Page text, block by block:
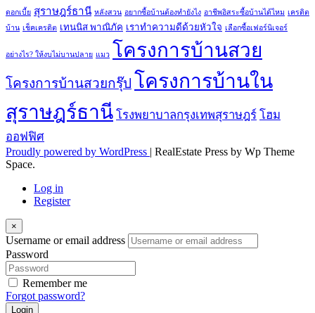
ดอกเบี้ย สุราษฎร์ธานี หลังสวน อยากซื้อบ้านต้องทำยังไง อาชีพอิสระซื้อบ้านได้ไหม เครดิต
บ้าน เช็คเครดิต เทนนิส พาณิภัค เราทำความดีด้วยหัวใจ เลือกซื้อเฟอร์นิเจอร์
อย่างไร? ให้งบไม่บานปลาย แมว โครงการบ้านสวย
โครงการบ้านสวยกรุ๊ป โครงการบ้านใน
สุราษฎร์ธานี โรงพยาบาลกรุงเทพสุราษฎร์ โฮม
ออฟฟิศ
Proudly powered by WordPress | RealEstate Press by Wp Theme
Space.
Log in
Register
×
Username or email address
Password
Remember me
Forgot password?
Login